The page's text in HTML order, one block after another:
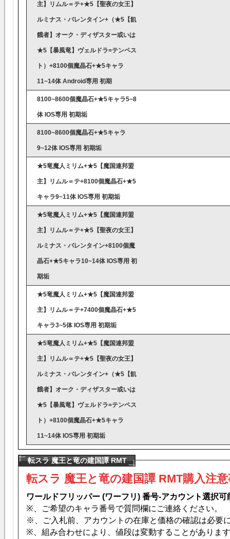
主】リムル＝テ+★5【聖夜の女王】
ルミナス・バレンタイン+（★5【飢
餓者】オーク・ディザスター或いは
★5【暴風竜】ヴェルドラ=テンペス
ト）+8100個魔晶石+★5キャラ
11~14体 Android専用 初期
8100~8600個魔晶石+★5キャラ5~8
体 IOS専用 初期垢
8100~8600個魔晶石+★5キャラ
9~12体 IOS専用 初期垢
★5竜魔人ミリム+★5【魔国連邦盟
主】リムル＝テ+8100個魔晶石+★5
キャラ9~11体 IOS専用 初期垢
★5竜魔人ミリム+★5【魔国連邦盟
主】リムル＝テ+★5【聖夜の女王】
ルミナス・バレンタイン+8100個魔
晶石+★5キャラ10~14体 IOS専用 初
期垢
★5竜魔人ミリム+★5【魔国連邦盟
主】リムル＝テ+7400個魔晶石+★5
キャラ3~5体 IOS専用 初期垢
★5竜魔人ミリム+★5【魔国連邦盟
主】リムル＝テ+★5【聖夜の女王】
ルミナス・バレンタイン+（★5【飢
餓者】オーク・ディザスター或いは
★5【暴風竜】ヴェルドラ=テンペス
ト）+8100個魔晶石+★5キャラ
11~14体 IOS専用 初期垢
転スラ 魔王と竜の建国譚 RMT
転スラ 魔王と竜の建国譚 RMT購入注
ワールドフリッパー (ワーフリ) 番号-アカウント選択可
※、ご希望のキャラ番号で質問欄にご連絡ください。
※、ご入札前、アカウントの在庫と価格の確認は必要
※、組み合わせにより、値段は変動することがありま